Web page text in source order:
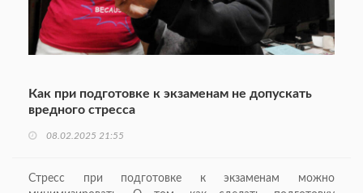
Как при подготовке к экзаменам не допускать
вредного стресса
08.02.2025 21:55
Стресс при подготовке к экзаменам можно